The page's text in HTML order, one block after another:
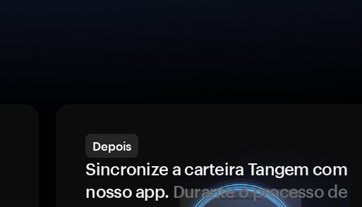
Depois
Sincronize a carteira Tangem com
nosso app. Durante o processo de